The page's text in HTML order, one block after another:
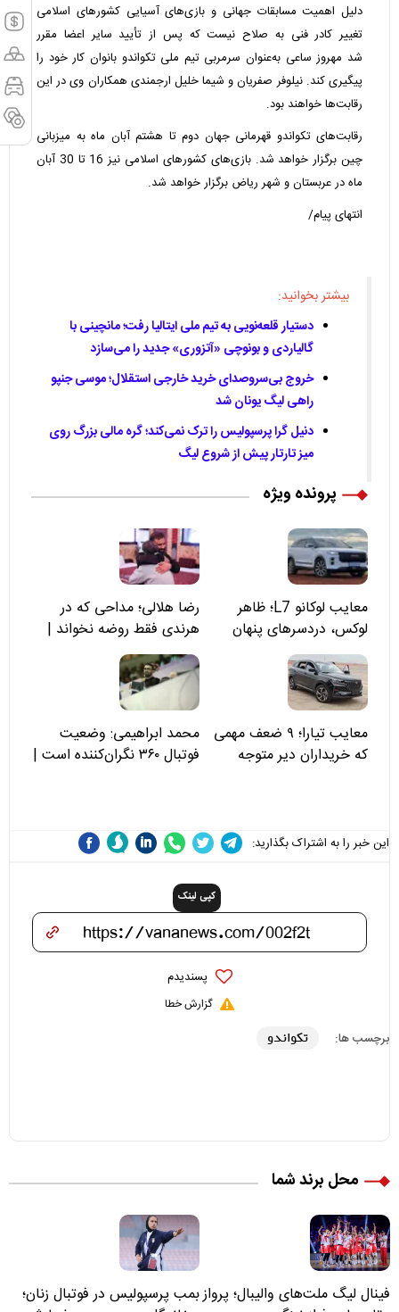
دلیل اهمیت مسابقات جهانی و بازی‌های آسیایی کشورهای اسلامی
تغییر کادر فنی به صلاح نیست که پس از تأیید سایر اعضا مقرر
شد مهروز ساعی به‌عنوان سرمربی تیم ملی تکواندو بانوان کار خود را
پیگیری کند. نیلوفر صفریان و شیما خلیل ارجمندی همکاران وی در این
رقابت‌ها خواهند بود.
رقابت‌های تکواندو قهرمانی جهان دوم تا هشتم آبان ماه به میزبانی
چین برگزار خواهد شد. بازی‌های کشورهای اسلامی نیز 16 تا 30 آبان
ماه در عربستان و شهر ریاض برگزار خواهد شد.
انتهای پیام/
بیشتر بخوانید:
دستیار قلعه‌نویی به تیم ملی ایتالیا رفت؛ مانچینی با
گالیاردی و بونوچی «آتزوری» جدید را می‌سازد
خروج بی‌سروصدای خرید خارجی استقلال؛ موسی جنپو
راهی لیگ یونان شد
دنیل گرا پرسپولیس را ترک نمی‌کند؛ گره مالی بزرگ روی
میز تارتار پیش از شروع لیگ
پرونده ویژه
معایب لوکانو L7؛ ظاهر
لوکس، دردسرهای پنهان
رضا هلالی؛ مداحی که در
هرندی فقط روضه نخواند |
مسئولان «تکیه‌گاه آقا مرتضی
علی(ع)» را جدی‌تر ببینند
معایب تیارا؛ ۹ ضعف مهمی
که خریداران دیر متوجه
محمد ابراهیمی: وضعیت
فوتبال ۳۶۰ نگران‌کننده است |
این خبر را به اشتراک بگذارید:
کپی لینک
پسندیدم
گزارش خطا
برچسب ها: تکواندو
محل برند شما
فینال لیگ ملت‌های والیبال؛ پروازبمب پرسپولیس در فوتبال زنان؛